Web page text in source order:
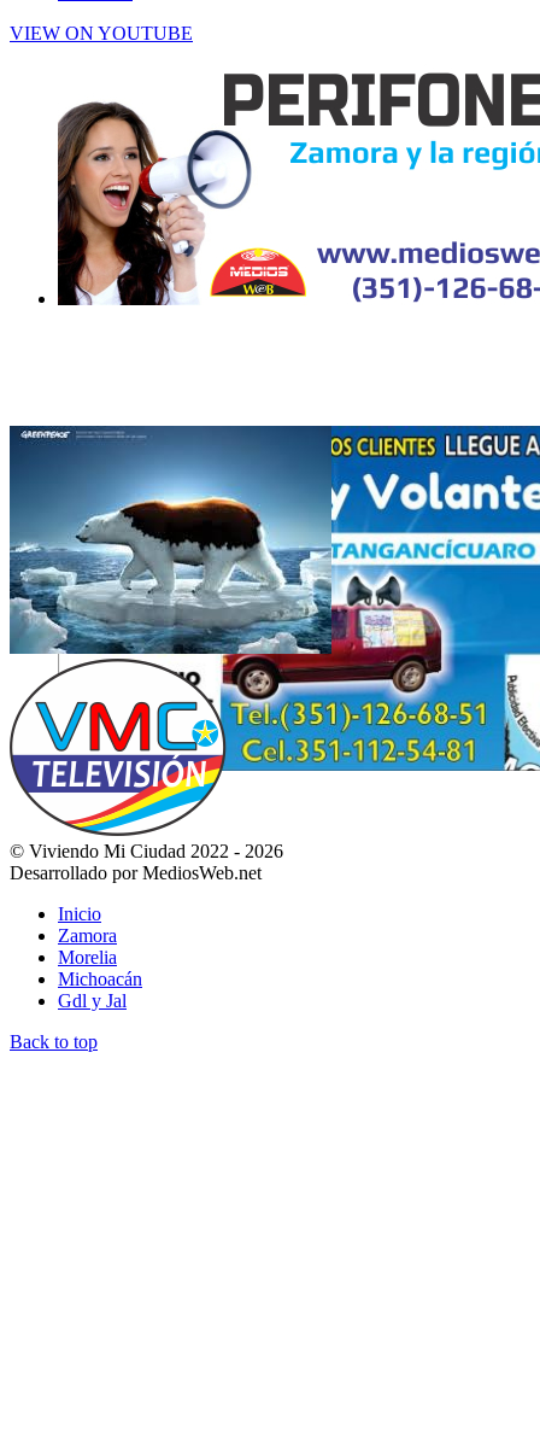
VIEW ON YOUTUBE
© Viviendo Mi Ciudad 2022 - 2026
Desarrollado por MediosWeb.net
Inicio
Zamora
Morelia
Michoacán
Gdl y Jal
Back to top